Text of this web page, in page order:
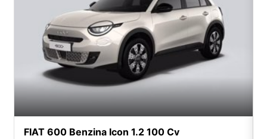
FIAT 600 Benzina Icon 1.2 100 Cv